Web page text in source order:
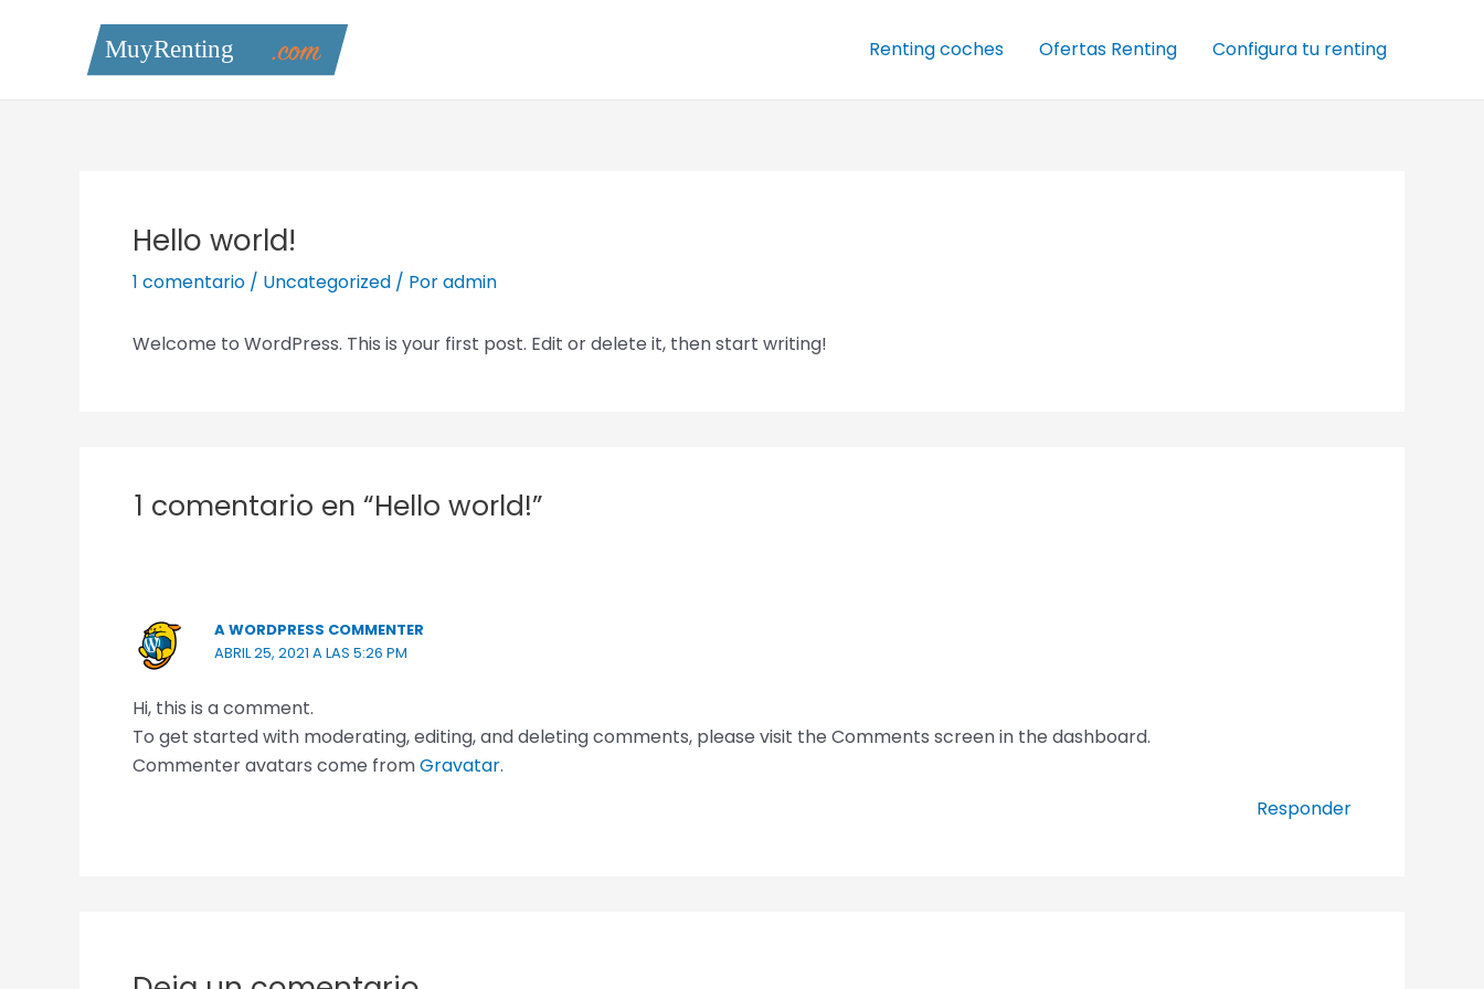
Renting coches Ofertas Renting Configura tu renting
Hello world!
1 comentario / Uncategorized / Poradmin
Welcome to WordPress. This is your first post. Edit or delete it, then start writing!
1 comentario en “Hello world!”
A WORDPRESS COMMENTER
ABRIL 25, 2021 A LAS 5:26 PM
Hi, this is a comment.
To get started with moderating, editing, and deleting comments, please visit the Comments screen in the dashboard.
Commenter avatars come fromGravatar.
Responder